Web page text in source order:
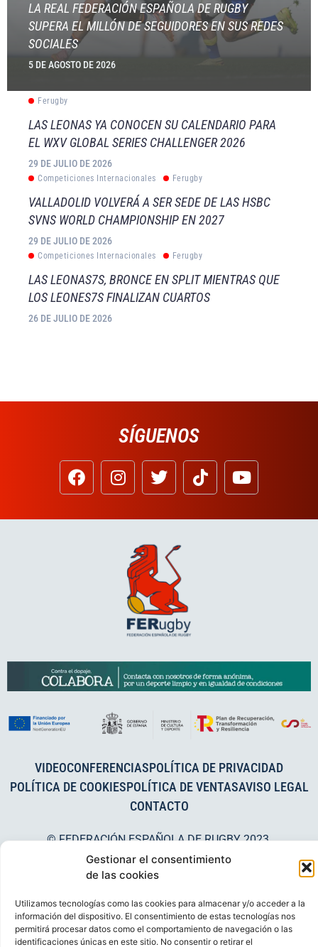
Gestionar el consentimiento
de las cookies
Utilizamos tecnologías como las cookies para almacenar y/o acceder a la
información del dispositivo. El consentimiento de estas tecnologías nos
permitirá procesar datos como el comportamiento de navegación o las
identificaciones únicas en este sitio. No consentir o retirar el
LA REAL FEDERACIÓN ESPAÑOLA DE RUGBY
SUPERA EL MILLÓN DE SEGUIDORES EN SUS REDES
SOCIALES
5 DE AGOSTO DE 2026
Ferugby
LAS LEONAS YA CONOCEN SU CALENDARIO PARA
EL WXV GLOBAL SERIES CHALLENGER 2026
29 DE JULIO DE 2026
Competiciones Internacionales Ferugby
VALLADOLID VOLVERÁ A SER SEDE DE LAS HSBC
SVNS WORLD CHAMPIONSHIP EN 2027
29 DE JULIO DE 2026
Competiciones Internacionales Ferugby
LAS LEONAS7S, BRONCE EN SPLIT MIENTRAS QUE
LOS LEONES7S FINALIZAN CUARTOS
26 DE JULIO DE 2026
SÍGUENOS
VIDEOCONFERENCIASPOLÍTICA DE PRIVACIDAD
POLÍTICA DE COOKIESPOLÍTICA DE VENTASAVISO LEGAL
CONTACTO
© FEDERACIÓN ESPAÑOLA DE RUGBY 2023.
DESARROLLADO POR TOOOLS